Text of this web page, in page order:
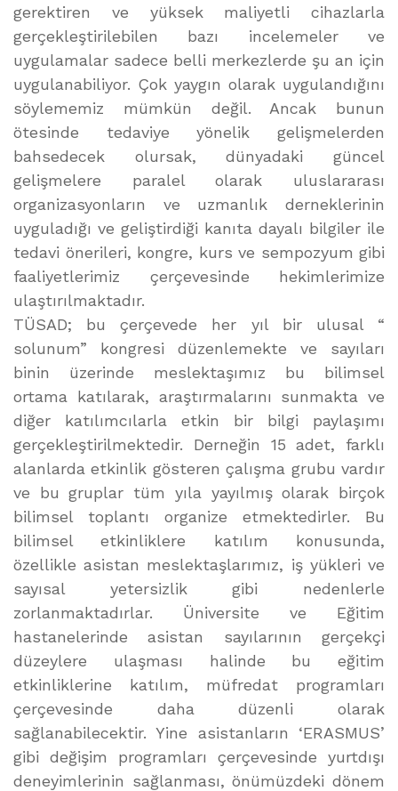
gerektiren ve yüksek maliyetli cihazlarla
gerçekleştirilebilen bazı incelemeler ve
uygulamalar sadece belli merkezlerde şu an için
uygulanabiliyor. Çok yaygın olarak uygulandığını
söylememiz mümkün değil. Ancak bunun
ötesinde tedaviye yönelik gelişmelerden
bahsedecek olursak, dünyadaki güncel
gelişmelere paralel olarak uluslararası
organizasyonların ve uzmanlık derneklerinin
uyguladığı ve geliştirdiği kanıta dayalı bilgiler ile
tedavi önerileri, kongre, kurs ve sempozyum gibi
faaliyetlerimiz çerçevesinde hekimlerimize
ulaştırılmaktadır.
TÜSAD; bu çerçevede her yıl bir ulusal “
solunum” kongresi düzenlemekte ve sayıları
binin üzerinde meslektaşımız bu bilimsel
ortama katılarak, araştırmalarını sunmakta ve
diğer katılımcılarla etkin bir bilgi paylaşımı
gerçekleştirilmektedir. Derneğin 15 adet, farklı
alanlarda etkinlik gösteren çalışma grubu vardır
ve bu gruplar tüm yıla yayılmış olarak birçok
bilimsel toplantı organize etmektedirler. Bu
bilimsel etkinliklere katılım konusunda,
özellikle asistan meslektaşlarımız, iş yükleri ve
sayısal yetersizlik gibi nedenlerle
zorlanmaktadırlar. Üniversite ve Eğitim
hastanelerinde asistan sayılarının gerçekçi
düzeylere ulaşması halinde bu eğitim
etkinliklerine katılım, müfredat programları
çerçevesinde daha düzenli olarak
sağlanabilecektir. Yine asistanların ‘ERASMUS’
gibi değişim programları çerçevesinde yurtdışı
deneyimlerinin sağlanması, önümüzdeki dönem